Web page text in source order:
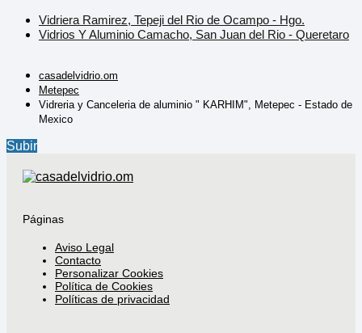
Vidriera Ramirez, Tepeji del Rio de Ocampo - Hgo.
Vidrios Y Aluminio Camacho, San Juan del Rio - Queretaro
casadelvidrio.om
Metepec
Vidreria y Canceleria de aluminio " KARHIM", Metepec - Estado de
Mexico
Subir
Páginas
Aviso Legal
Contacto
Personalizar Cookies
Política de Cookies
Políticas de privacidad